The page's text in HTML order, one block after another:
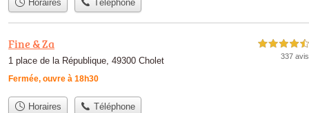
Horaires Téléphone
Fine & Za
1 place de la République, 49300 Cholet
Fermée, ouvre à 18h30
4,5 étoiles sur 5
337 avis
Horaires Téléphone